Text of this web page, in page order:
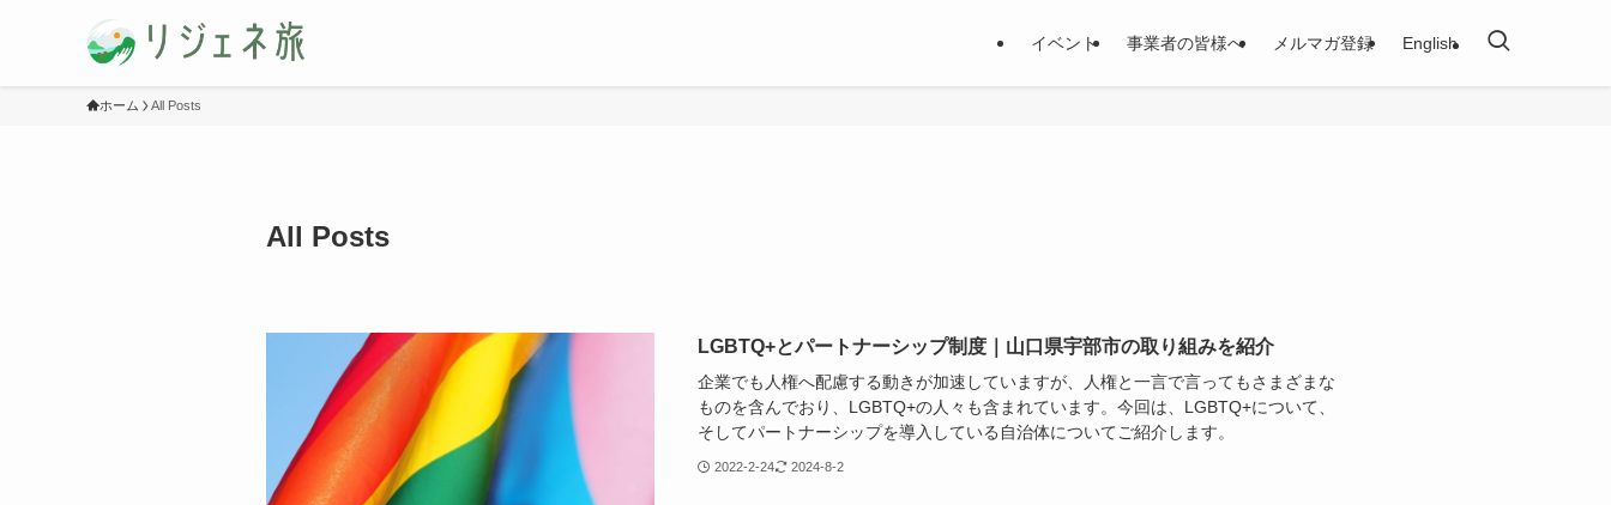
イベント 事業者の皆様へ メルマガ登録 English
ホーム All Posts
All Posts
2022-2-24 2024-8-2
LGBTQ+とパートナーシップ制度｜山口県宇部市の取り組みを紹介
企業でも人権へ配慮する動きが加速していますが、人権と一言で言ってもさまざまな
ものを含んでおり、LGBTQ+の人々も含まれています。今回は、LGBTQ+について、
そしてパートナーシップを導入している自治体についてご紹介します。